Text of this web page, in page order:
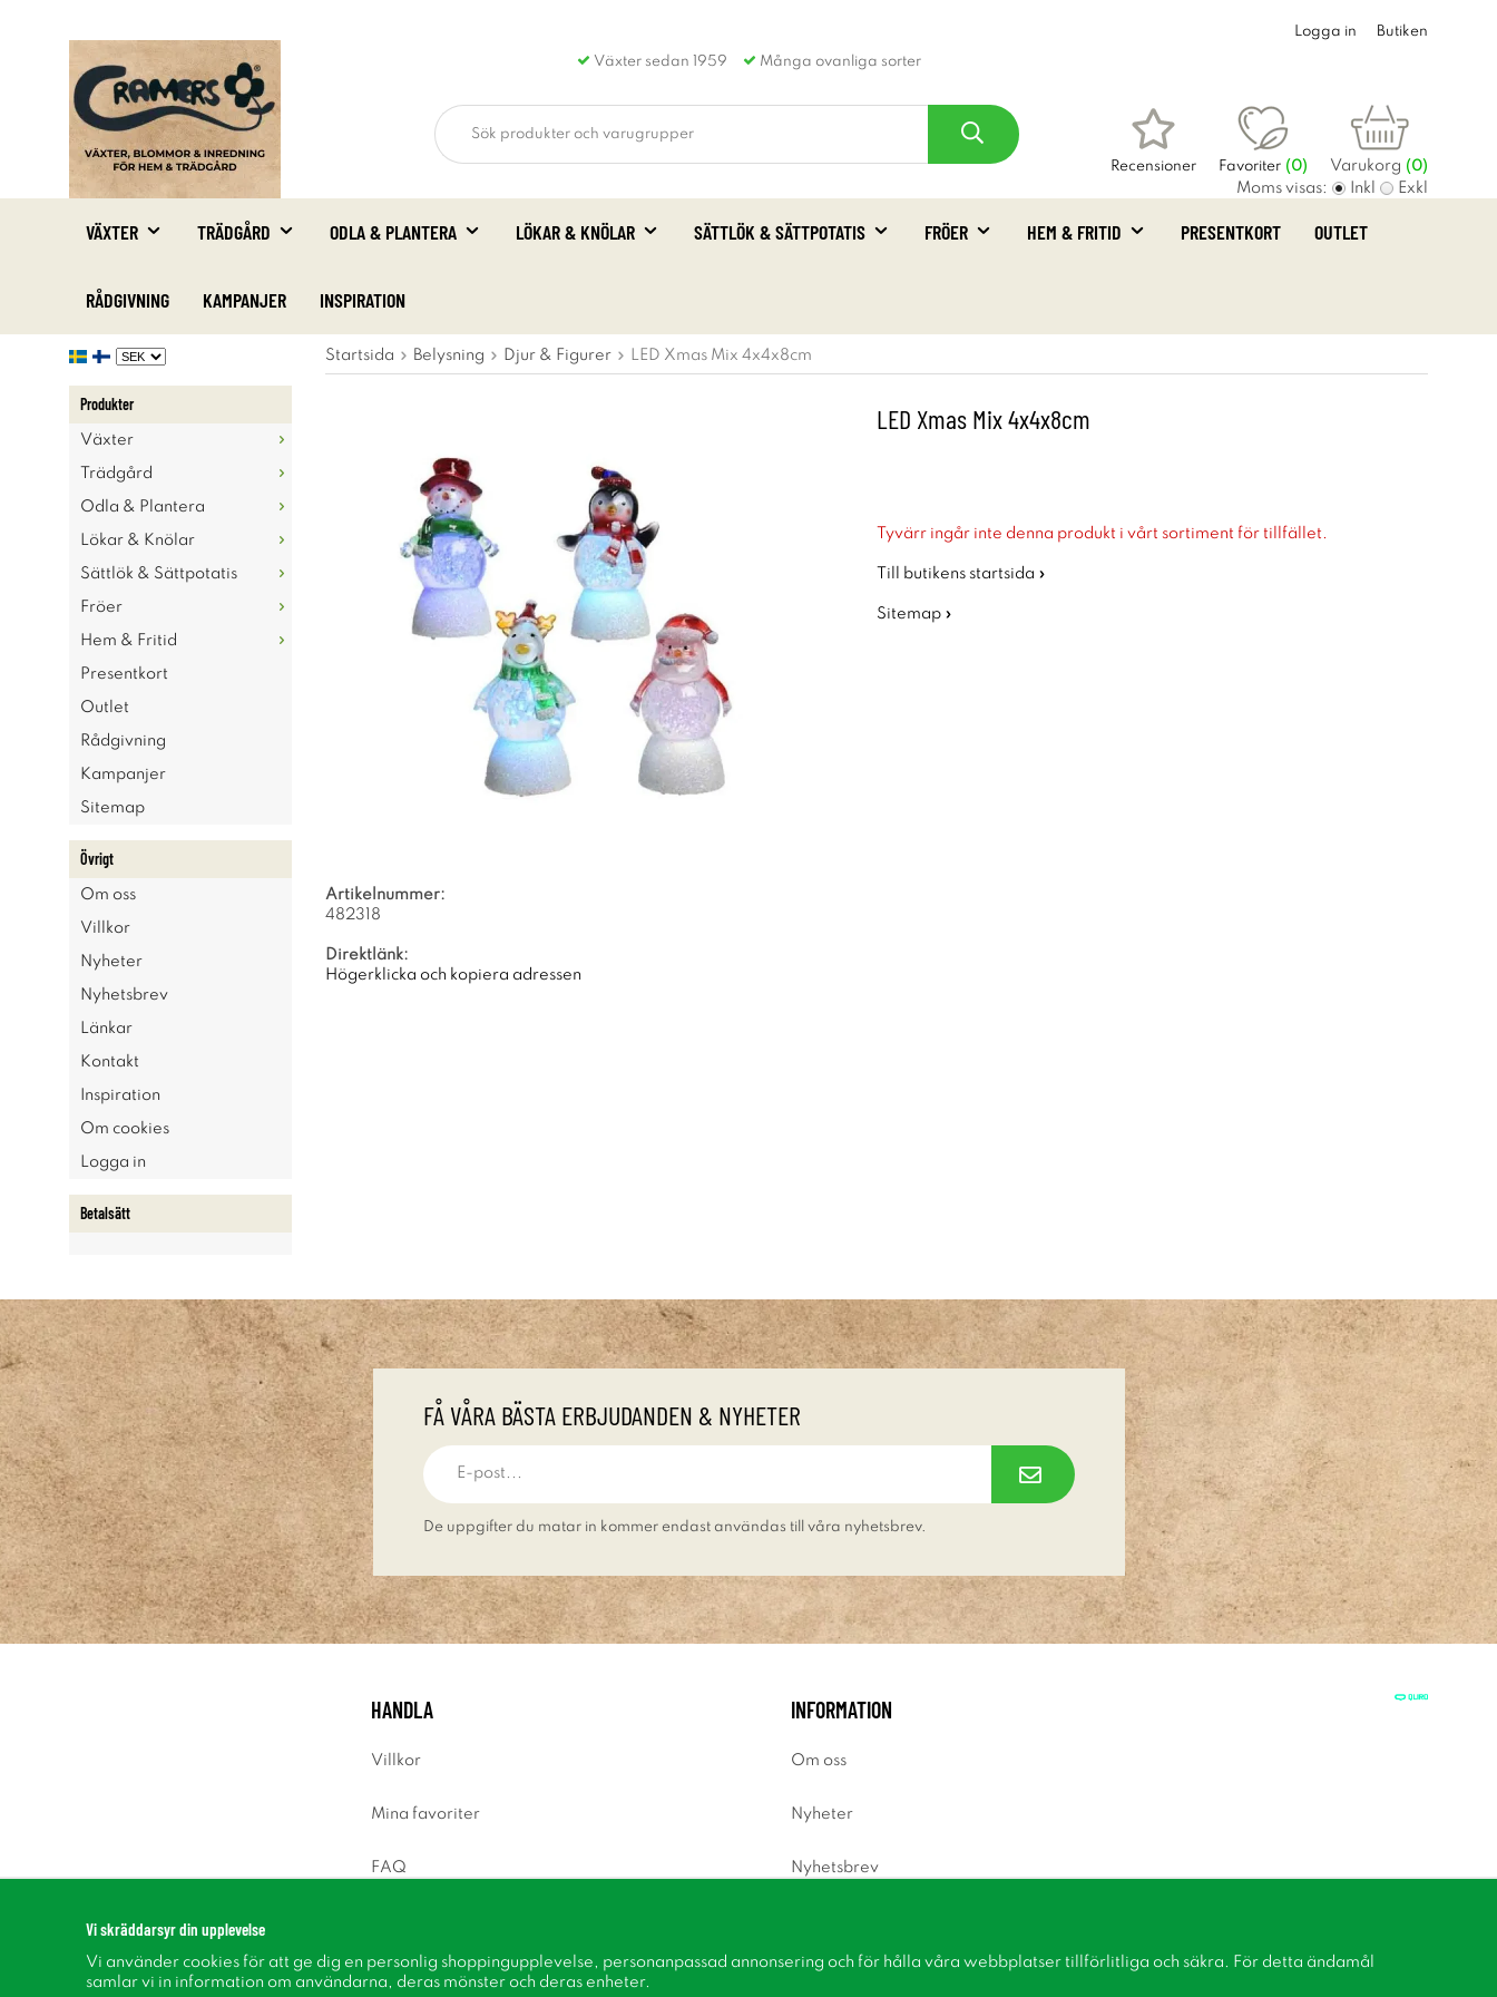
Växter sedan 1959 Många ovanliga sorter
Logga in Butiken
Recensioner Favoriter (0) Varukorg (0)
Moms visas: Inkl Exkl
VÄXTER TRÄDGÅRD ODLA & PLANTERA LÖKAR & KNÖLAR SÄTTLÖK & SÄTTPOTATIS FRÖER HEM & FRITID PRESENTKORT OUTLET
RÅDGIVNING KAMPANJER INSPIRATION
Produkter
Växter
Trädgård
Odla & Plantera
Lökar & Knölar
Sättlök & Sättpotatis
Fröer
Hem & Fritid
Presentkort
Outlet
Rådgivning
Kampanjer
Sitemap
Övrigt
Om oss
Villkor
Nyheter
Nyhetsbrev
Länkar
Kontakt
Inspiration
Om cookies
Logga in
Betalsätt
Startsida Belysning Djur & Figurer LED Xmas Mix 4x4x8cm
LED Xmas Mix 4x4x8cm
Tyvärr ingår inte denna produkt i vårt sortiment för tillfället.
Till butikens startsida »
Sitemap »
Artikelnummer:
482318
Direktlänk:
Högerklicka och kopiera adressen
FÅ VÅRA BÄSTA ERBJUDANDEN & NYHETER
De uppgifter du matar in kommer endast användas till våra nyhetsbrev.
HANDLA
Villkor
Mina favoriter
FAQ
INFORMATION
Om oss
Nyheter
Nyhetsbrev
Inspiration
Vi skräddarsyr din upplevelse
Vi använder cookies för att ge dig en personlig shoppingupplevelse, personanpassad annonsering och för hålla våra webbplatser tillförlitliga och säkra. För detta ändamål
samlar vi in information om användarna, deras mönster och deras enheter.